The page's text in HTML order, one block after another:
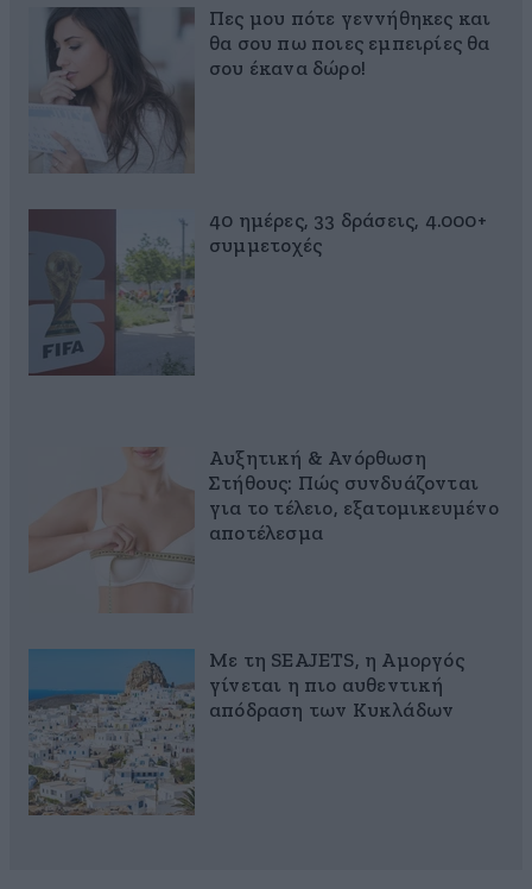
Πες μου πότε γεννήθηκες και
θα σου πω ποιες εμπειρίες θα
σου έκανα δώρο!
40 ημέρες, 33 δράσεις, 4.000+
συμμετοχές
Αυξητική & Ανόρθωση
Στήθους: Πώς συνδυάζονται
για το τέλειο, εξατομικευμένο
αποτέλεσμα
Με τη SEAJETS, η Αμοργός
γίνεται η πιο αυθεντική
απόδραση των Κυκλάδων